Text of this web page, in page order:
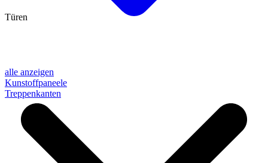
alle anzeigen
Kunstoffpaneele
Treppenkanten
Türen